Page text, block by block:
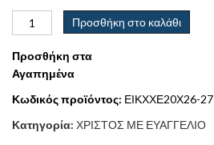
Προσθήκη στο καλάθι
Προσθήκη στα
Αγαπημένα
Κωδικός προϊόντος: ΕΙΚΧΧΕ20Χ26-27
Κατηγορία: ΧΡΙΣΤΟΣ ΜΕ ΕΥΑΓΓΕΛΙΟ